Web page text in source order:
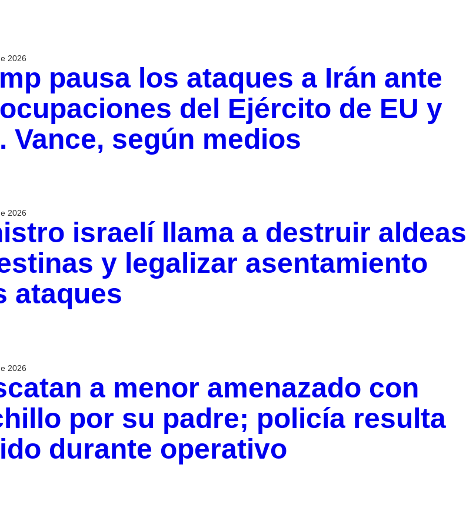
2026
pausa los ataques a Irán ante
del Ejército de EU y
Vance, según medios
2026
israelí llama a destruir aldeas
y legalizar asentamiento
ataques
2026
a menor amenazado con
por su padre; policía resulta
durante operativo